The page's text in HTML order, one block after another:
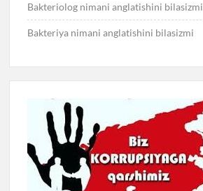
Bakteriolog nimani anglatishini bilasizmi
Bakteriya nimani anglatishini bilasizmi